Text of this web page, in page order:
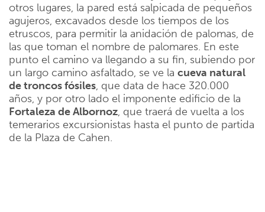
otros lugares, la pared está salpicada de pequeños
agujeros, excavados desde los tiempos de los
etruscos, para permitir la anidación de palomas, de
las que toman el nombre de palomares. En este
punto el camino va llegando a su fin, subiendo por
un largo camino asfaltado, se ve la cueva natural
de troncos fósiles, que data de hace 320.000
años, y por otro lado el imponente edificio de la
Fortaleza de Albornoz, que traerá de vuelta a los
temerarios excursionistas hasta el punto de partida
de la Plaza de Cahen.